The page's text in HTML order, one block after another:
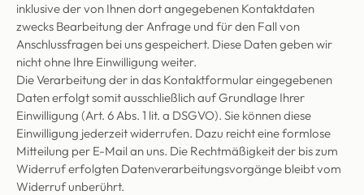
inklusive der von Ihnen dort angegebenen Kontaktdaten
zwecks Bearbeitung der Anfrage und für den Fall von
Anschlussfragen bei uns gespeichert. Diese Daten geben wir
nicht ohne Ihre Einwilligung weiter.
Die Verarbeitung der in das Kontaktformular eingegebenen
Daten erfolgt somit ausschließlich auf Grundlage Ihrer
Einwilligung (Art. 6 Abs. 1 lit. a DSGVO). Sie können diese
Einwilligung jederzeit widerrufen. Dazu reicht eine formlose
Mitteilung per E-Mail an uns. Die Rechtmäßigkeit der bis zum
Widerruf erfolgten Datenverarbeitungsvorgänge bleibt vom
Widerruf unberührt.